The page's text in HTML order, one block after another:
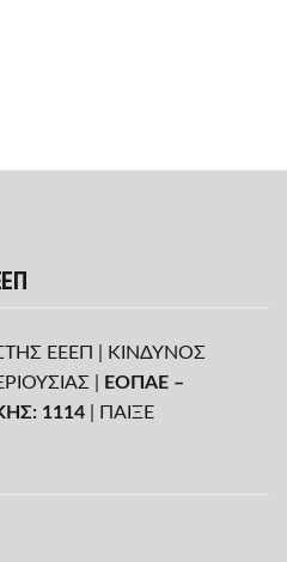
ΕΕΕΠ | ΚΙΝΔΥΝΟΣ
|
ΕΟΠΑΕ –
1114 | ΠΑΙΞΕ